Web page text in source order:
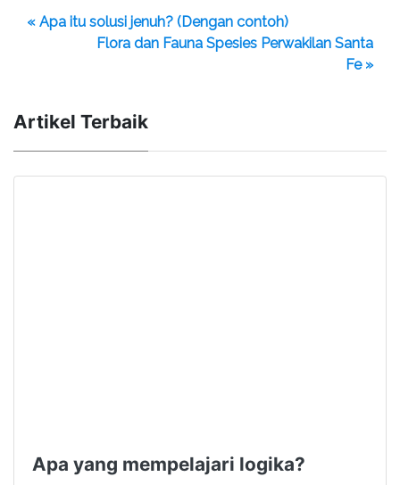
« Apa itu solusi jenuh? (Dengan contoh)
Flora dan Fauna Spesies Perwakilan Santa
Fe »
Artikel Terbaik
Apa yang mempelajari logika?